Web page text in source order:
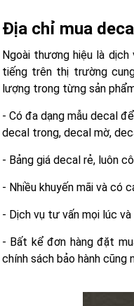
Địa chỉ mua
Ngoài thương hiệu là
tiếng trên thị trường
lượng trong từng sản
- Có đa dạng mẫu decal
decal trong, decal mờ,
- Bảng giá decal rẻ, luôn
- Nhiều khuyến mãi và có
- Dịch vụ tư vấn mọi lúc
- Bất kể đơn hàng đặt
chính sách bảo hành cũng